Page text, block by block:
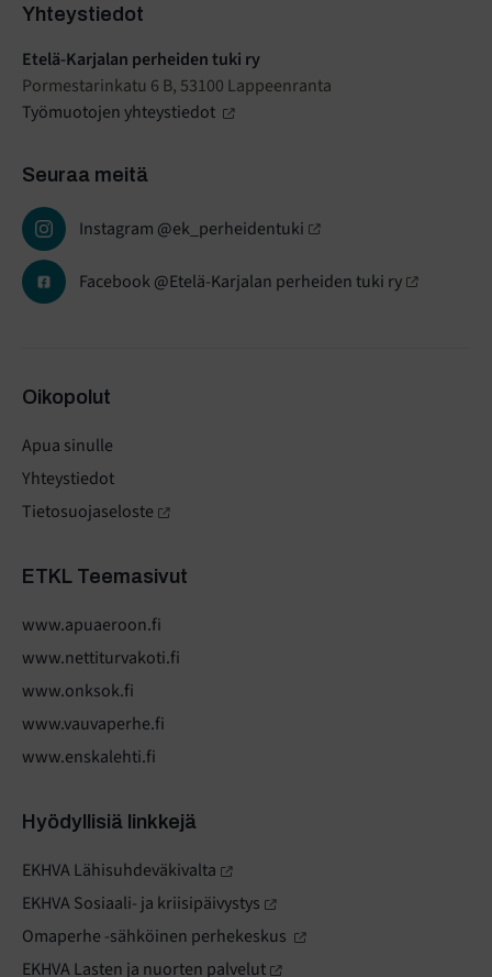
Yhteystiedot
Etelä-Karjalan perheiden tuki ry
Pormestarinkatu 6 B, 53100 Lappeenranta
Työmuotojen yhteystiedot
Seuraa meitä
Instagram @ek_perheidentuki
Facebook @Etelä-Karjalan perheiden tuki ry
Oikopolut
Apua sinulle
Yhteystiedot
Tietosuojaseloste
ETKL Teemasivut
www.apuaeroon.fi
www.nettiturvakoti.fi
www.onksok.fi
www.vauvaperhe.fi
www.enskalehti.fi
Hyödyllisiä linkkejä
EKHVA Lähisuhdeväkivalta
EKHVA Sosiaali- ja kriisipäivystys
Omaperhe -sähköinen perhekeskus
EKHVA Lasten ja nuorten palvelut